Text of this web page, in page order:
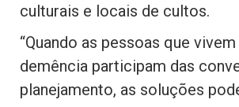
culturais e locais de cultos.
“Quando as pessoas que
demência participam das
planejamento, as soluções